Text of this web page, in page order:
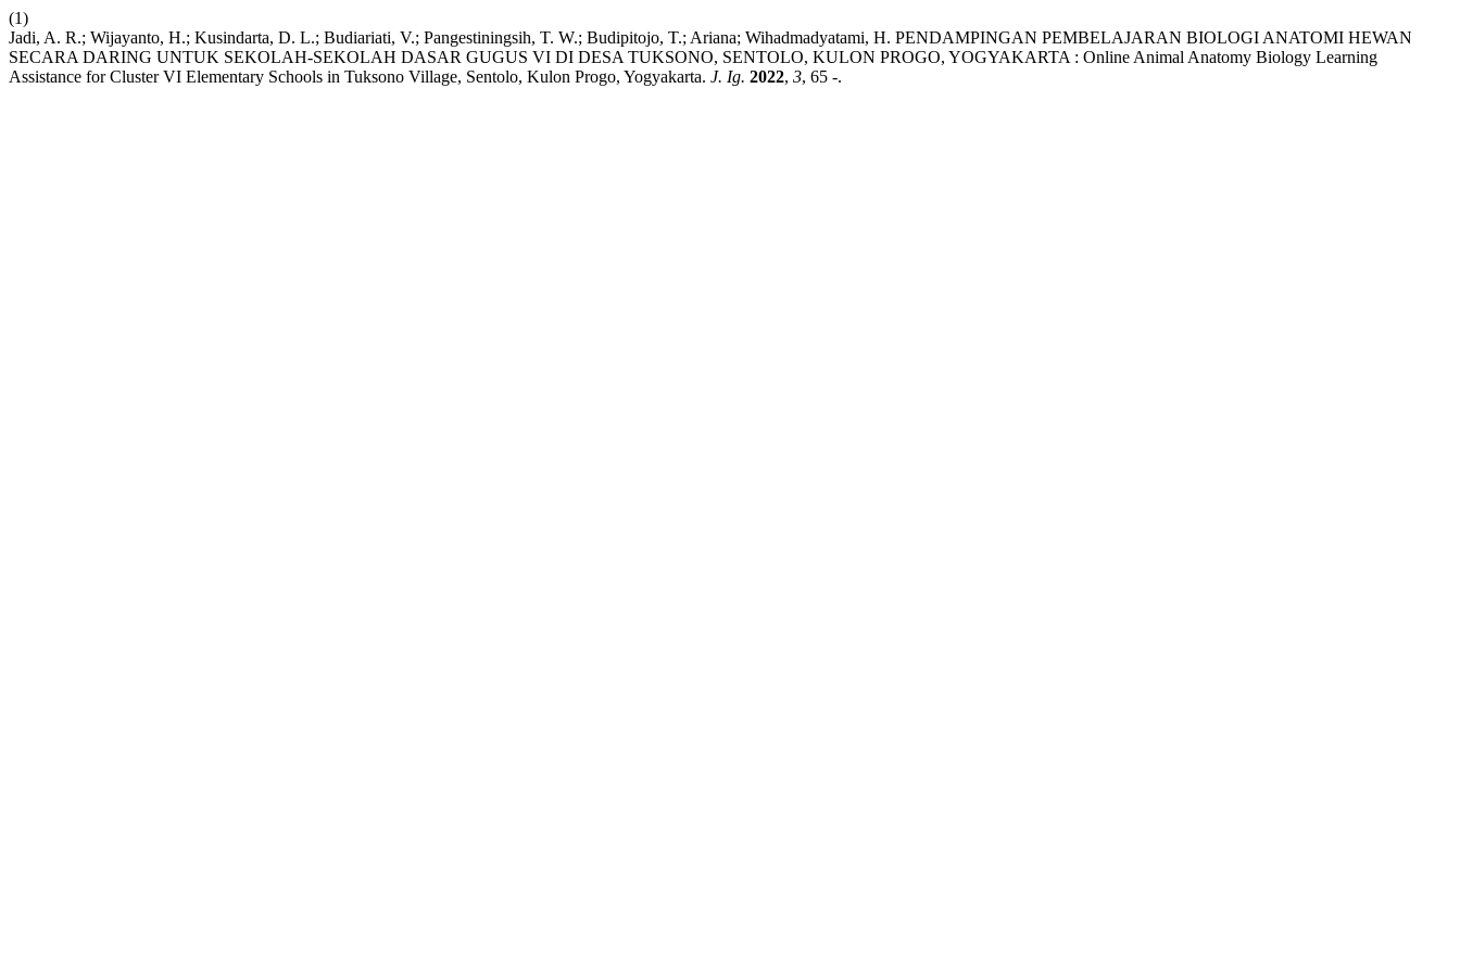
(1)
Jadi, A. R.; Wijayanto, H.; Kusindarta, D. L.; Budiariati, V.; Pangestiningsih, T. W.; Budipitojo, T.; Ariana; Wihadmadyatami, H. PENDAMPINGAN PEMBELAJARAN BIOLOGI ANATOMI HEWAN
SECARA DARING UNTUK SEKOLAH-SEKOLAH DASAR GUGUS VI DI DESA TUKSONO, SENTOLO, KULON PROGO, YOGYAKARTA : Online Animal Anatomy Biology Learning
Assistance for Cluster VI Elementary Schools in Tuksono Village, Sentolo, Kulon Progo, Yogyakarta. J. Ig. 2022, 3, 65 -.